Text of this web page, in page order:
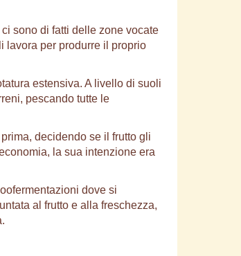
sono di fatti delle zone vocate
lavora per produrre il proprio
estensiva. A livello di suoli
pescando tutte le
decidendo se il frutto gli
la sua intenzione era
dove si
al frutto e alla freschezza,